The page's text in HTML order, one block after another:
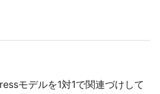
モデルを1対1で関連づけして